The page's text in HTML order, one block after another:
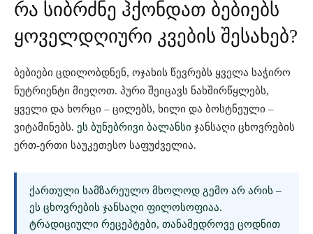
რა სიბრძნე ჰქონდათ ბებიებს
ყოველდღიური კვების შესახებ?
ბებიები ცდილობდნენ, ოჯახის წევრებს ყველა საჭირო
ნუტრიენტი მიეღოთ. პური შეიცავს ნახშირწყლებს,
ყველი და ხორცი – ცილებს, ხილი და ბოსტნეული –
ვიტამინებს. ეს ბუნებრივი ბალანსი ჯანსაღი ცხოვრების
ერთ-ერთი საუკეთესო საფუძველია.
ᲥᲐᲠᲗᲣᲚᲘ ᲡᲐᲛᲖᲐᲠᲔᲣᲚᲝ ᲛᲮᲝᲚᲝᲓ ᲒᲔᲛᲝ ᲐᲠ ᲐᲠᲘᲡ –
ᲔᲡ ᲪᲮᲝᲕᲠᲔᲑᲘᲡ ᲯᲐᲜᲡᲐᲦᲘ ᲤᲘᲚᲝᲡᲝᲤᲘᲐᲐ.
ᲢᲠᲐᲓᲘᲪᲘᲣᲚᲘ ᲠᲔᲪᲔᲞᲢᲔᲑᲘ, ᲗᲐᲜᲐᲛᲔᲓᲠᲝᲕᲔ ᲪᲝᲓᲜᲘᲗ